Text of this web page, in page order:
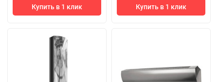
Купить в 1 клик Купить в 1 клик